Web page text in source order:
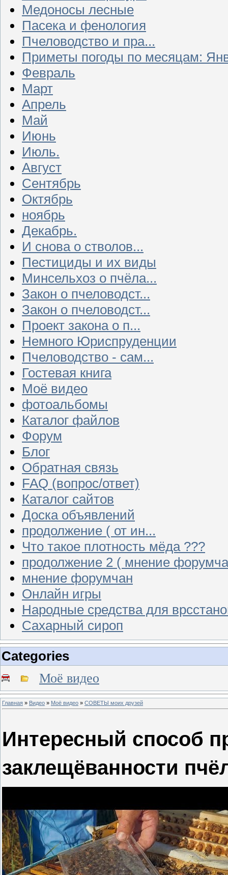
Медоносы лесные
Пасека и фенология
Пчеловодство и пра...
Приметы погоды по месяцам:
Февраль
Март
Апрель
Май
Июнь
Июль.
Август
Сентябрь
Октябрь
ноябрь
Декабрь.
И снова о стволов...
Пестициды и их виды
Минсельхоз о пчёла...
Закон о пчеловодст...
Закон о пчеловодст...
Проект закона о п...
Немного Юриспруденции
Пчеловодство - сам...
Гостевая книга
Моё видео
фотоальбомы
Каталог файлов
Форум
Блог
Обратная связь
FAQ (вопрос/ответ)
Каталог сайтов
Доска объявлений
продолжение ( от ин...
Что такое плотность мёда ???
продолжение 2 ( мнение
мнение форумчан
Онлайн игры
Народные средства для
Сахарный сироп
Categories
Моё видео
Главная » Видео » Моё видео » СОВЕТЫ моих друзей
Интересный способ
заклещёванности